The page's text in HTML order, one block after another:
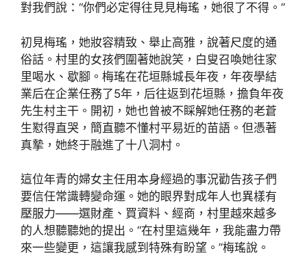
對我們說：“你們必定得往見見梅瑤，她很了不得。”
初見梅瑤，她妝容精致、舉止高雅，說著尺度的通
俗話。村里的女孩們圍著她說笑，白叟召喚她往家
里喝水、歇腳。梅瑤在花垣縣城長年夜，年夜學結
業后在企業任務了5年，后往返到花垣縣，擔負年夜
先生村主干。開初，她也曾被不睬解她任務的老蒼
生懟得直哭，簡直聽不懂村平易近的苗語。但憑著
真摯，她終于融進了十八洞村。
這位年青的婦女主任用本身經過的事況勸告孩子們
要信任常識轉變命運。她的眼界對成年人也異樣有
壓服力——選財產、買資料、經商，村里越來越多
的人想聽聽她的提出。“在村里這幾年，我能盡力帶
來一些變更，這讓我感到特殊有盼望。”梅瑤說。